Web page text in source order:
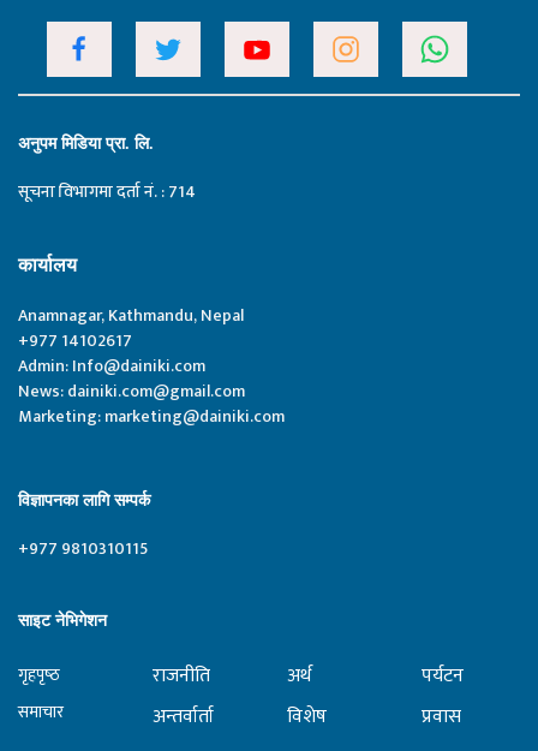
अनुपम मिडिया प्रा. लि.
सूचना विभागमा दर्ता नं. : 714
कार्यालय
Anamnagar, Kathmandu, Nepal
+977 14102617
Admin:Info@dainiki.com
News:dainiki.com@gmail.com
Marketing:marketing@dainiki.com
विज्ञापनका लागि सम्पर्क
+977 9810310115
साइट नेभिगेशन
गृहपृष्‍ठ
समाचार
राजनीति
अन्तर्वार्ता
अर्थ
विशेष
पर्यटन
प्रवास